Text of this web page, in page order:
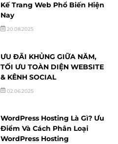
Kế Trang Web Phổ Biến Hiện
Nay
20.08.2025
ƯU ĐÃI KHỦNG GIỮA NĂM,
TỐI ƯU TOÀN DIỆN WEBSITE
& KÊNH SOCIAL
02.06.2025
WordPress Hosting Là Gì? Ưu
Điểm Và Cách Phân Loại
WordPress Hosting